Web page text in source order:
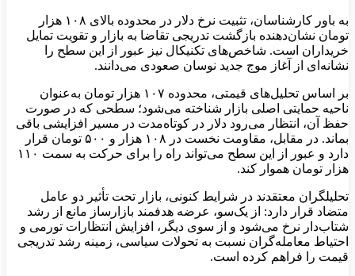
به باور کارشناسان، تثبیت نرخ دلار در محدوده‌ بالای ۱۰۸ هزار
تومان نشان‌دهنده‌ بازگشت تدریجی تقاضا به بازار و تقویت تمایل
خریداران است. شاخص‌های تکنیکال نیز عبور از این سطح را
نشانه‌ای از آغاز موج جدید نوسان صعودی می‌دانند.
بر اساس تحلیل‌های قیمتی، محدوده ۱۰۷ هزار تومان به‌عنوان
ناحیه‌ حمایتی اصلی بازار شناخته می‌شود؛ سطحی که در صورت
حفظ آن، انتظار می‌رود دلار در کوتاه‌مدت در مسیر افزایشی باقی
بماند. در مقابل، مقاومت نخست در ۱۰۸ هزار و ۵۰۰ تومان قرار
دارد و عبور از این سطح می‌تواند راه را برای حرکت به سمت ۱۱۰
هزار تومان هموار کند.
تحلیلگران معتقدند در شرایط کنونی، بازار تحت تأثیر دو عامل
متضاد قرار دارد: از یک‌سو، عرضه‌ هدفمند بازارساز مانع از رشد
شتاب‌دار نرخ می‌شود و از سوی دیگر، افزایش انتظارات تورمی و
احتیاط معامله‌گران نسبت به تحولات سیاسی، زمینه‌ رشد تدریجی
قیمت را فراهم کرده است.